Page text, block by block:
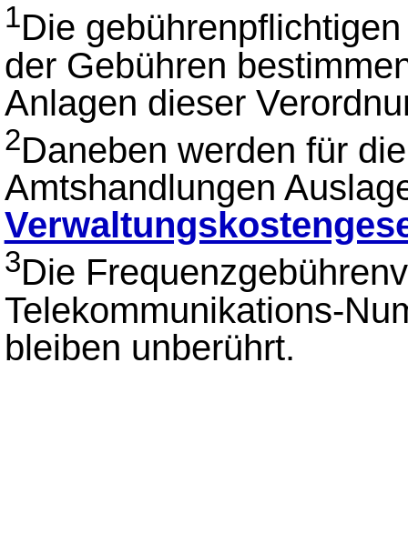
1Die
der Gebühren
Anlagen dieser
2Daneben werden für
Amtshandlungen
3Die
Telekommunikations-
bleiben unberührt.